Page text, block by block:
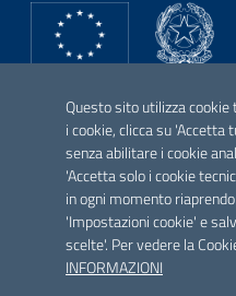
Questo sito utilizza
i cookie, clicca su 'Accetta
senza abilitare i cookie
'Accetta solo i cookie
in ogni momento
'Impostazioni cookie' e
scelte'. Per vedere la
INFORMAZIONI
FacebookTwitter Youtube